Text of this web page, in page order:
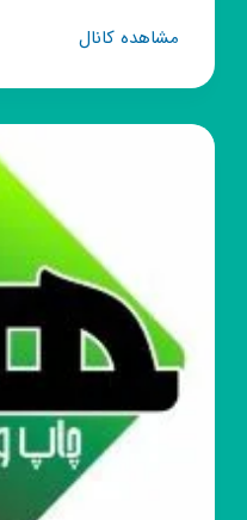
مشاهده کانالکانال
🎭
🎨
🎭